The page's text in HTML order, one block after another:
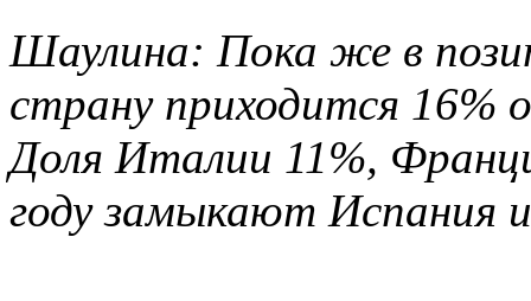
Шаулина: Пока же в
страну приходится 16%
Доля Италии 11%,
году замыкают Испания